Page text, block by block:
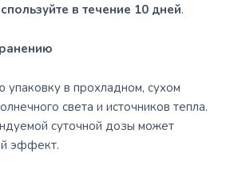
в течение 10 дней.
упаковку в прохладном, сухом
света и источников тепла.
суточной дозы может
эффект.